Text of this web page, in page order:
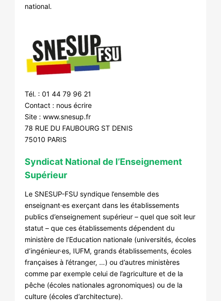
national.
Tél. : 01 44 79 96 21
Contact : nous écrire
Site : www.snesup.fr
78 RUE DU FAUBOURG ST DENIS
75010 PARIS
Syndicat National de l’Enseignement
Supérieur
Le SNESUP-FSU syndique l’ensemble des
enseignant·es exerçant dans les établissements
publics d’enseignement supérieur – quel que soit leur
statut – que ces établissements dépendent du
ministère de l’Education nationale (universités, écoles
d’ingénieur·es, IUFM, grands établissements, écoles
françaises à l’étranger, …) ou d’autres ministères
comme par exemple celui de l’agriculture et de la
pêche (écoles nationales agronomiques) ou de la
culture (écoles d’architecture).